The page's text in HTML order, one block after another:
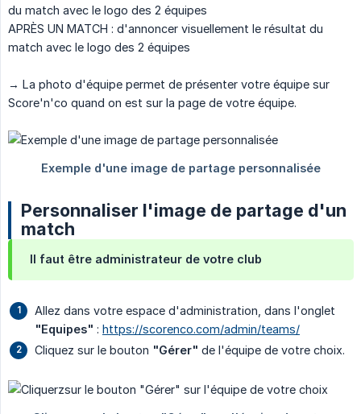
du match avec le logo des 2 équipes
APRÈS UN MATCH : d'annoncer visuellement le résultat du
match avec le logo des 2 équipes
→ La photo d'équipe permet de présenter votre équipe sur
Score'n'co quand on est sur la page de votre équipe.
Personnaliser l'image de partage d'un
match
Il faut être administrateur de votre club
Allez dans votre espace d'administration, dans l'onglet
"Equipes" : https://scorenco.com/admin/teams/
Cliquez sur le bouton "Gérer" de l'équipe de votre choix.